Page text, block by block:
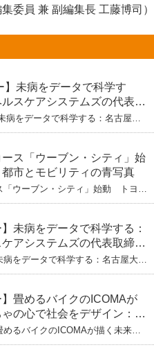
委員 兼 副編集長 工藤博司）
】未病をデータで科学す
スケアシステムズの代表取
介 【下】「人生80年の暇つ
系ニートが挑むヘルスケア
病をデータで科学する：名古屋大
ズの代表取締役社長・瀧本陽介
と海外戦略
ス「ウーブン・シティ」始
市とモビリティの青写真
「ウーブン・シティ」始動 トヨタ
ィの青写真
】未病をデータで科学する：
アシステムズの代表取締役
送検査で挑む健康の未来
病をデータで科学する：名古屋大発
の代表取締役社長・瀧本陽介 郵送
】畳めるバイクのICOMAが
の心で社会をデザイン：株
表取締役・生駒崇光
会を変える、「トイボック
めるバイクのICOMAが描く未来
デザイン：株式会社ICOMAの代表